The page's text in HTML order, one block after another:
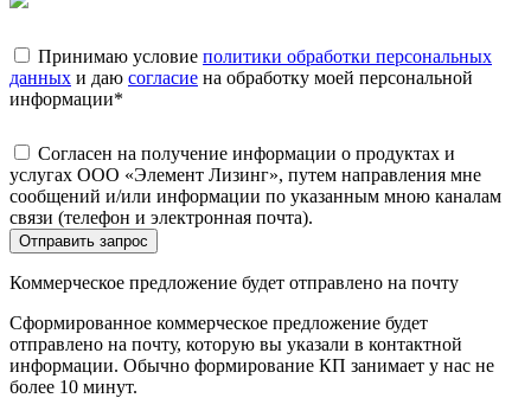
Принимаю условие политики обработки персональных
данных и даю согласие на обработку моей персональной
информации*
Согласен на получение информации о продуктах и
услугах ООО «Элемент Лизинг», путем направления мне
сообщений и/или информации по указанным мною каналам
связи (телефон и электронная почта).
Отправить запрос
Коммерческое предложение будет отправлено на почту
Сформированное коммерческое предложение будет
отправлено на почту, которую вы указали в контактной
информации. Обычно формирование КП занимает у нас не
более 10 минут.